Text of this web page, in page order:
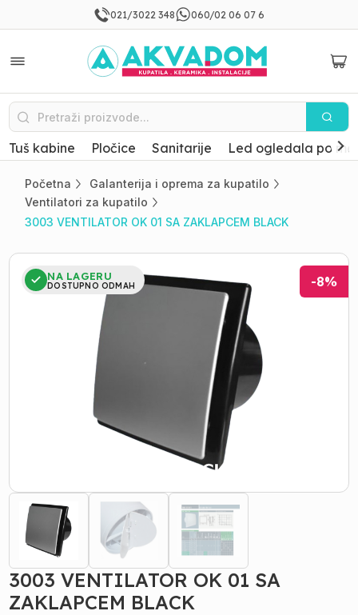
021/3022 348 060/02 06 07 6
Tuš kabine Pločice Sanitarije Led ogledala po
Početna
Galanterija i oprema za kupatilo
Ventilatori za kupatilo
3003 VENTILATOR OK 01 SA ZAKLAPCEM BLACK
-8%
NA LAGERU
DOSTUPNO ODMAH
3003 VENTILATOR OK 01 SA
ZAKLAPCEM BLACK